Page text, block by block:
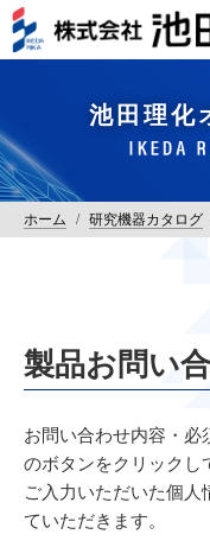
池田理化
ホーム / 研究機器カタログ
製品お問い
お問い合わせ内容・必
のボタンをクリックし
ご入力いただいた個
ていただきます。